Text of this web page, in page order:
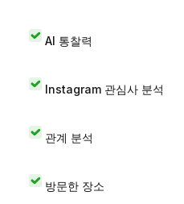
AI 통찰력
Instagram 관심사 분석
관계 분석
방문한 장소